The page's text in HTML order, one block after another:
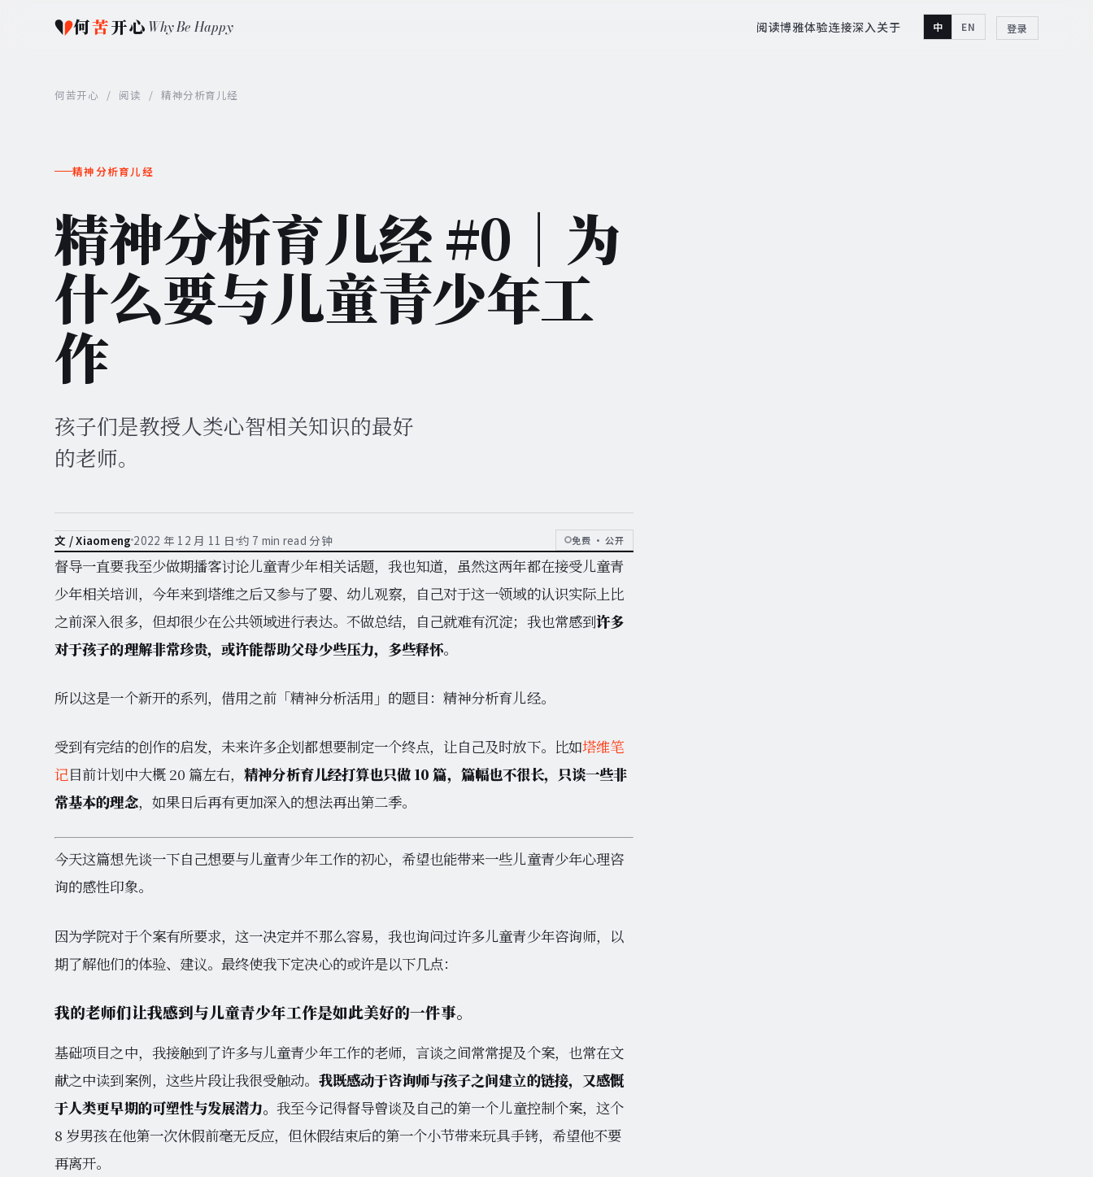
何苦开心 Why Be Happy 阅读博雅体验连接深入关于 中 EN 登录
何苦开心 / 阅读 / 精神分析育儿经
精神分析育儿经
精神分析育儿经 #0｜为
什么要与儿童青少年工
作
孩子们是教授人类心智相关知识的最好
的老师。
文 / Xiaomeng2022 年 12 月 11 日 约 7 min read 分钟 免费 · 公开
督导一直要我至少做期播客讨论儿童青少年相关话题，我也知道，虽然这两年都在接受儿童青
少年相关培训，今年来到塔维之后又参与了婴、幼儿观察，自己对于这一领域的认识实际上比
之前深入很多，但却很少在公共领域进行表达。不做总结，自己就难有沉淀；我也常感到许多
对于孩子的理解非常珍贵，或许能帮助父母少些压力，多些释怀。
所以这是一个新开的系列，借用之前「精神分析活用」的题目：精神分析育儿经。
受到有完结的创作的启发，未来许多企划都想要制定一个终点，让自己及时放下。比如塔维笔
记目前计划中大概 20 篇左右，精神分析育儿经打算也只做 10 篇，篇幅也不很长，只谈一些非
常基本的理念，如果日后再有更加深入的想法再出第二季。
今天这篇想先谈一下自己想要与儿童青少年工作的初心，希望也能带来一些儿童青少年心理咨
询的感性印象。
因为学院对于个案有所要求，这一决定并不那么容易，我也询问过许多儿童青少年咨询师，以
期了解他们的体验、建议。最终使我下定决心的或许是以下几点：
我的老师们让我感到与儿童青少年工作是如此美好的一件事。
基础项目之中，我接触到了许多与儿童青少年工作的老师，言谈之间常常提及个案，也常在文
献之中读到案例，这些片段让我很受触动。 我既感动于咨询师与孩子之间建立的链接，又感慨
于人类更早期的可塑性与发展潜力。我至今记得督导曾谈及自己的第一个儿童控制个案，这个
8 岁男孩在他第一次休假前毫无反应，但休假结束后的第一个小节带来玩具手铐，希望他不要
再离开。